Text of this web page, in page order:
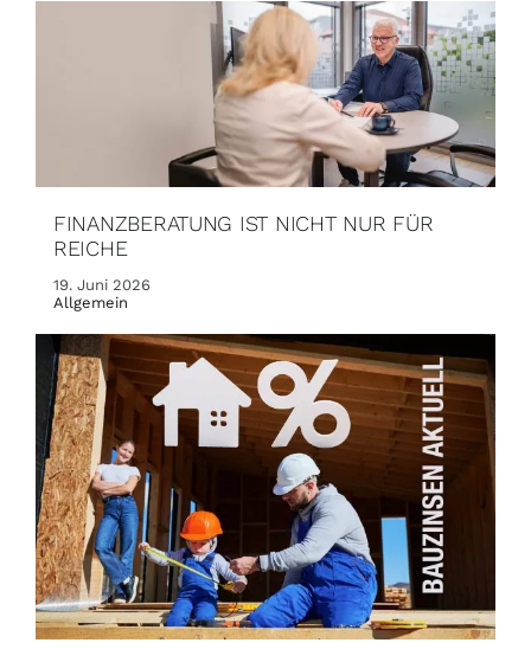
FINANZBERATUNG IST NICHT NUR FÜR
REICHE
19. Juni 2026
Allgemein